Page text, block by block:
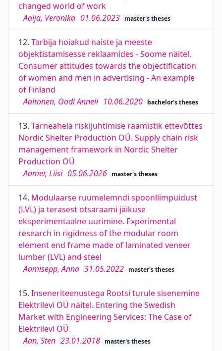
changed world of work
Aalja, Veronika 01.06.2023 master's theses
12. Tarbija hoiakud naiste ja meeste
objektistamisesse reklaamides - Soome näitel.
Consumer attitudes towards the objectification
of women and men in advertising - An example
of Finland
Aaltonen, Oodi Anneli 10.06.2020 bachelor's theses
13. Tarneahela riskijuhtimise raamistik ettevõttes
Nordic Shelter Production OÜ. Supply chain risk
management framework in Nordic Shelter
Production OÜ
Aamer, Liisi 05.06.2026 master's theses
14. Modulaarse ruumelemndi spoonliimpuidust
(LVL) ja terasest otsaraami jäikuse
eksperimentaalne uurimine. Experimental
research in rigidness of the modular room
element end frame made of laminated veneer
lumber (LVL) and steel
Aamisepp, Anna 31.05.2022 master's theses
15. Inseneriteenustega Rootsi turule sisenemine
Elektrilevi OÜ näitel. Entering the Swedish
Market with Engineering Services: The Case of
Elektrilevi OÜ
Aan, Sten 23.01.2018 master's theses